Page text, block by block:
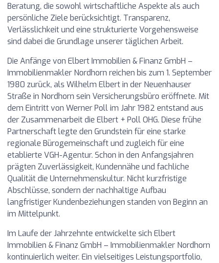
Beratung, die sowohl wirtschaftliche Aspekte als auch
persönliche Ziele berücksichtigt. Transparenz,
Verlässlichkeit und eine strukturierte Vorgehensweise
sind dabei die Grundlage unserer täglichen Arbeit.
Die Anfänge von Elbert Immobilien & Finanz GmbH –
Immobilienmakler Nordhorn reichen bis zum 1. September
1980 zurück, als Wilhelm Elbert in der Neuenhauser
Straße in Nordhorn sein Versicherungsbüro eröffnete. Mit
dem Eintritt von Werner Poll im Jahr 1982 entstand aus
der Zusammenarbeit die Elbert + Poll OHG. Diese frühe
Partnerschaft legte den Grundstein für eine starke
regionale Bürogemeinschaft und zugleich für eine
etablierte VGH-Agentur. Schon in den Anfangsjahren
prägten Zuverlässigkeit, Kundennähe und fachliche
Qualität die Unternehmenskultur. Nicht kurzfristige
Abschlüsse, sondern der nachhaltige Aufbau
langfristiger Kundenbeziehungen standen von Beginn an
im Mittelpunkt.
Im Laufe der Jahrzehnte entwickelte sich Elbert
Immobilien & Finanz GmbH – Immobilienmakler Nordhorn
kontinuierlich weiter. Ein vielseitiges Leistungsportfolio,